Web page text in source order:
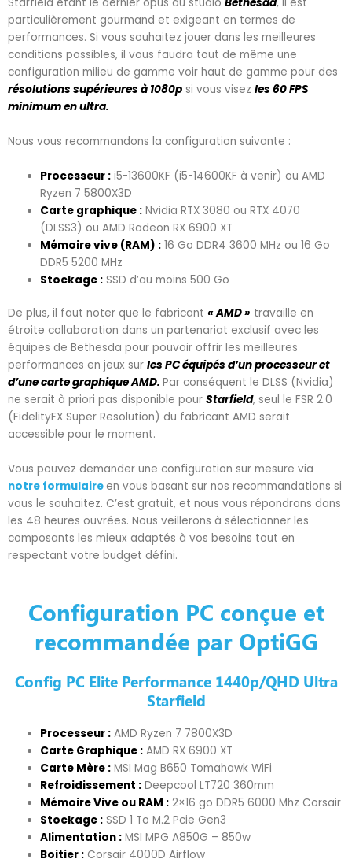
particulièrement gourmand et exigeant en termes de
performances. Si vous souhaitez jouer dans les meilleures
conditions possibles, il vous faudra tout de même une
configuration milieu de gamme voir haut de gamme pour des
résolutions supérieures à 1080p si vous visez les 60 FPS
minimum en ultra.
Nous vous recommandons la configuration suivante :
Processeur : i5-13600KF (i5-14600KF à venir) ou AMD
Ryzen 7 5800X3D
Carte graphique : Nvidia RTX 3080 ou RTX 4070
(DLSS3) ou AMD Radeon RX 6900 XT
Mémoire vive (RAM) : 16 Go DDR4 3600 MHz ou 16 Go
DDR5 5200 MHz
Stockage : SSD d’au moins 500 Go
De plus, il faut noter que le fabricant « AMD » travaille en
étroite collaboration dans un partenariat exclusif avec les
équipes de Bethesda pour pouvoir offrir les meilleures
performances en jeux sur les PC équipés d’un processeur et
d’une carte graphique AMD. Par conséquent le DLSS (Nvidia)
ne serait à priori pas disponible pour Starfield, seul le FSR 2.0
(FidelityFX Super Resolution) du fabricant AMD serait
accessible pour le moment.
Vous pouvez demander une configuration sur mesure via
notre formulaire en vous basant sur nos recommandations si
vous le souhaitez. C’est gratuit, et nous vous répondrons dans
les 48 heures ouvrées. Nous veillerons à sélectionner les
composants les mieux adaptés à vos besoins tout en
respectant votre budget défini.
Configuration PC conçue et
recommandée par OptiGG
Config PC Elite Performance 1440p/QHD Ultra
Starfield
Processeur : AMD Ryzen 7 7800X3D
Carte Graphique : AMD RX 6900 XT
Carte Mère : MSI Mag B650 Tomahawk WiFi
Refroidissement : Deepcool LT720 360mm
Mémoire Vive ou RAM : 2×16 go DDR5 6000 Mhz Corsair
Stockage : SSD 1 To M.2 Pcie Gen3
Alimentation : MSI MPG A850G – 850w
Boitier : Corsair 4000D Airflow